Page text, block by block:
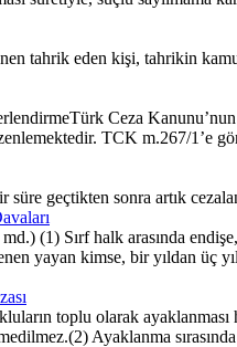
tahrik eden kişi, tahrikin
Ceza
TCK m.267/1’e
geçtikten sonra artık
(1) Sırf halk arasında
yayan kimse, bir yıldan üç
toplu olarak
Ayaklanma